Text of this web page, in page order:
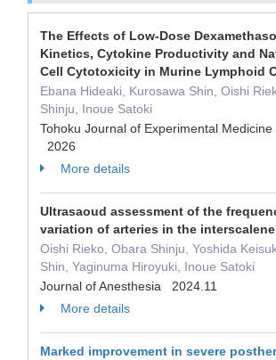
The Effects of Low-Dose
Kinetics, Cytokine Productivity and
Cell Cytotoxicity in Murine Lymphoid
Ebana Hideaki, Kurosawa Shin, Oishi
Shinju, Inoue Satoki
Tohoku Journal of Experimental
2026
More details
Ultrasaoud assessment of the
variation of arteries in the
Oishi Rieko, Obara Shinju, Yoshida
Shin, Yaginuma Hiroyuki, Inoue Satoki
Journal of Anesthesia 2024.11
More details
Marked improvement in severe